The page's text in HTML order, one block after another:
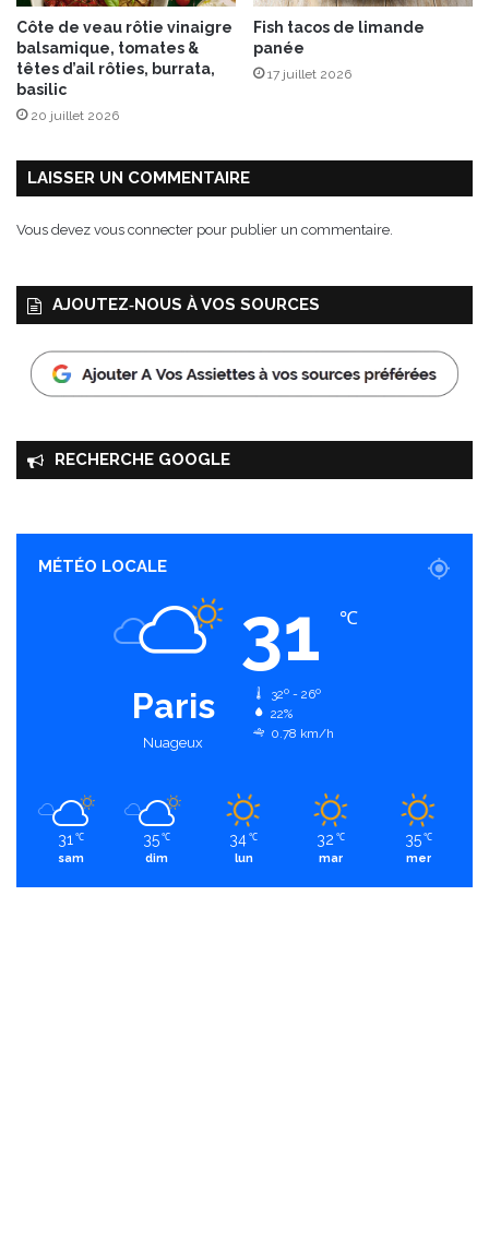
u
C
h
a
o
P
Côte de veau rôtie vinaigre
balsamique, tomates &
têtes d’ail rôties, burrata,
basilic
20 juillet 2026
Fish tacos de limande
panée
17 juillet 2026
LAISSER UN COMMENTAIRE
Vous devez vous connecter pour publier un commentaire.
AJOUTEZ‑NOUS À VOS SOURCES
RECHERCHE GOOGLE
MÉTÉO LOCALE
Paris
Nuageux
31 ℃
32º - 26º
22%
0.78 km/h
31 ℃
sam
35 ℃
dim
34 ℃
lun
32 ℃
mar
35 ℃
mer